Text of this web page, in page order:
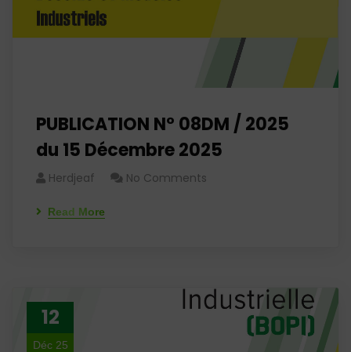
PUBLICATION N° 08DM / 2025
du 15 Décembre 2025
Herdjeaf No Comments
Read More
12
Déc 25